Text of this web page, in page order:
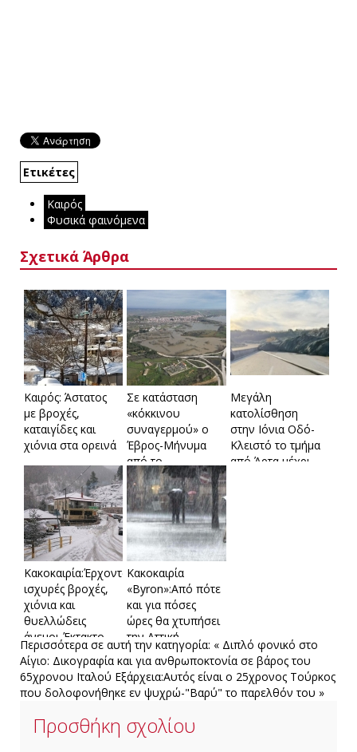
Ετικέτες
Καιρός
Φυσικά φαινόμενα
Σχετικά Άρθρα
Καιρός: Άστατος
με βροχές,
καταιγίδες και
χιόνια στα ορεινά
Σε κατάσταση
«κόκκινου
συναγερμού» ο
Έβρος-Μήνυμα
από το
112,κλειστοί
δρόμοι και
πλημμυρισμένες
εκτάσεις
Mεγάλη
κατολίσθηση
στην Ιόνια Οδό-
Κλειστό το τμήμα
από Άρτα μέχρι
Κακοκαιρία:Έρχονται
ισχυρές βροχές,
χιόνια και
θυελλώδεις
άνεμοι-Έκτακτο
δελτίο από την
ΕΜΥ
Κακοκαιρία
«Byron»:Από πότε
και για πόσες
ώρες θα χτυπήσει
την Αττική-
Κλειστά όλα τα
σχολεία την
Παρασκευή
Περισσότερα σε αυτή την κατηγορία: « Διπλό φονικό στο
Αίγιο: Δικογραφία και για ανθρωποκτονία σε βάρος του
65χρονου Ιταλού Εξάρχεια:Αυτός είναι ο 25χρονος Τούρκος
που δολοφονήθηκε εν ψυχρώ-"Βαρύ" το παρελθόν του »
Προσθήκη σχολίου